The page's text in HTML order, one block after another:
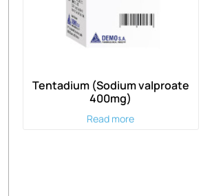
Tentadium (Sodium valproate
400mg)
Read more